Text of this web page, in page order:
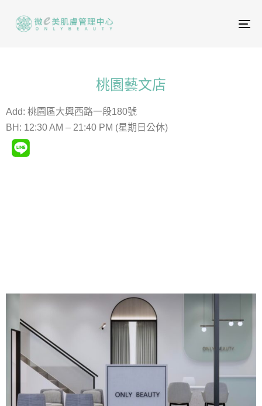
桃園藝文店
Add: 桃園區大興西路一段180號
BH: 12:30 AM – 21:40 PM (星期日公休)